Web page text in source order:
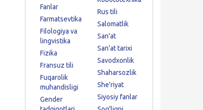
Fanlar
Farmatsevtika
Filologiya va
lingvistika
Fizika
Fransuz tili
Fuqarolik
muhandisligi
Gender
Rus tili
Salomatlik
San'at
San'at tarixi
Savodxonlik
Shaharsozlik
She'riyat
Siyosiy fanlar